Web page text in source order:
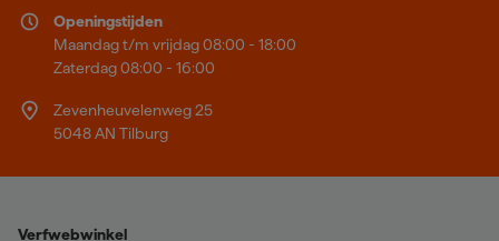
Openingstijden
Maandag t/m vrijdag 08:00 - 18:00
Zaterdag 08:00 - 16:00
Zevenheuvelenweg 25
5048 AN Tilburg
Verfwebwinkel